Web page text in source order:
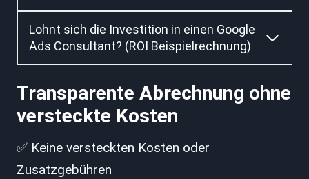
Lohnt sich die Investition in einen Google
Ads Consultant? (ROI Beispielrechnung)
Transparente Abrechnung ohne
versteckte Kosten
✅ Keine versteckten Kosten oder
Zusatzgebühren